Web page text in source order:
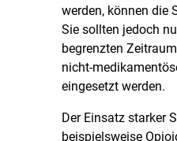
werden, können die
Sie sollten jedoch
begrenzten
nicht-
eingesetzt werden.
Der Einsatz starker
beispielsweise